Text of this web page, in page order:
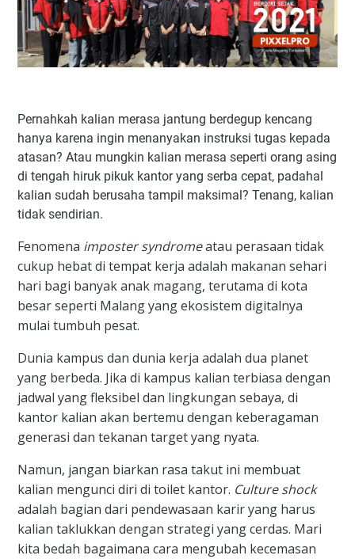
Pernahkah kalian merasa jantung berdegup kencang
hanya karena ingin menanyakan instruksi tugas kepada
atasan? Atau mungkin kalian merasa seperti orang asing
di tengah hiruk pikuk kantor yang serba cepat, padahal
kalian sudah berusaha tampil maksimal? Tenang, kalian
tidak sendirian.
Fenomena imposter syndromeatau perasaan tidak
cukup hebat di tempat kerja adalah makanan sehari
hari bagi banyak anak magang, terutama di kota
besar seperti Malang yang ekosistem digitalnya
mulai tumbuh pesat.
Dunia kampus dan dunia kerja adalah dua planet
yang berbeda. Jika di kampus kalian terbiasa dengan
jadwal yang fleksibel dan lingkungan sebaya, di
kantor kalian akan bertemu dengan keberagaman
generasi dan tekanan target yang nyata.
Namun, jangan biarkan rasa takut ini membuat
kalian mengunci diri di toilet kantor. Culture shock
adalah bagian dari pendewasaan karir yang harus
kalian taklukkan dengan strategi yang cerdas. Mari
kita bedah bagaimana cara mengubah kecemasan